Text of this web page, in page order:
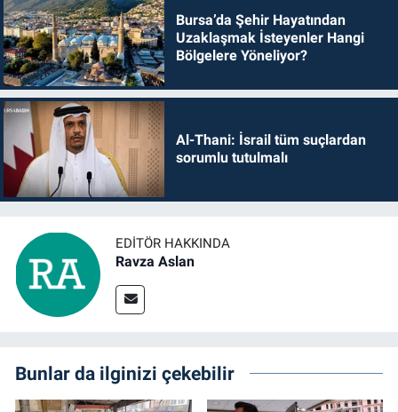
Bursa’da Şehir Hayatından
Uzaklaşmak İsteyenler Hangi
Bölgelere Yöneliyor?
Al-Thani: İsrail tüm suçlardan
sorumlu tutulmalı
EDITÖR HAKKINDA
Ravza Aslan
Bunlar da ilginizi çekebilir